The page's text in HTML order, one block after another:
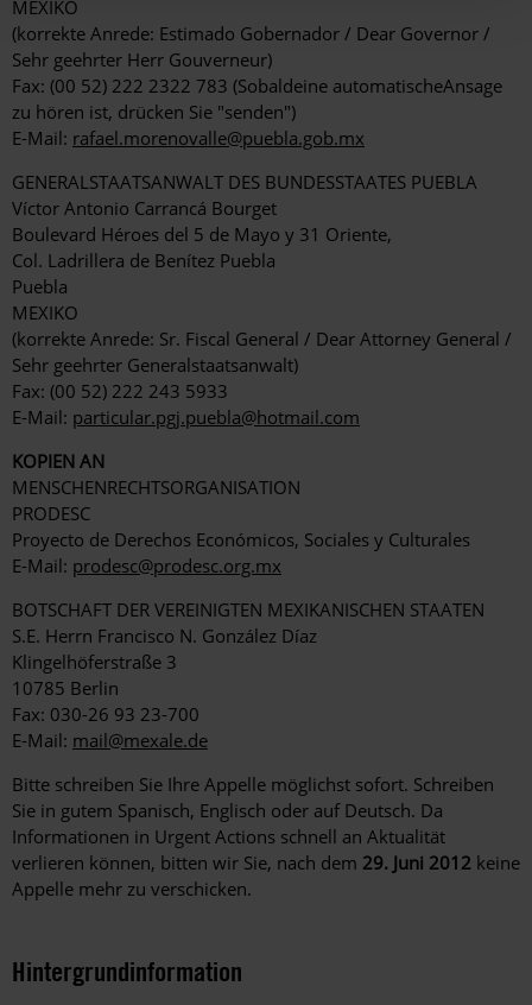
MEXIKO
(korrekte Anrede: Estimado Gobernador / Dear Governor /
Sehr geehrter Herr Gouverneur)
Fax: (00 52) 222 2322 783 (Sobaldeine automatischeAnsage
zu hören ist, drücken Sie "senden")
E-Mail: rafael.morenovalle@puebla.gob.mx
GENERALSTAATSANWALT DES BUNDESSTAATES PUEBLA
Víctor Antonio Carrancá Bourget
Boulevard Héroes del 5 de Mayo y 31 Oriente,
Col. Ladrillera de Benítez Puebla
Puebla
MEXIKO
(korrekte Anrede: Sr. Fiscal General / Dear Attorney General /
Sehr geehrter Generalstaatsanwalt)
Fax: (00 52) 222 243 5933
E-Mail: particular.pgj.puebla@hotmail.com
KOPIEN AN
MENSCHENRECHTSORGANISATION
PRODESC
Proyecto de Derechos Económicos, Sociales y Culturales
E-Mail: prodesc@prodesc.org.mx
BOTSCHAFT DER VEREINIGTEN MEXIKANISCHEN STAATEN
S.E. Herrn Francisco N. González Díaz
Klingelhöferstraße 3
10785 Berlin
Fax: 030-26 93 23-700
E-Mail: mail@mexale.de
Bitte schreiben Sie Ihre Appelle möglichst sofort. Schreiben
Sie in gutem Spanisch, Englisch oder auf Deutsch. Da
Informationen in Urgent Actions schnell an Aktualität
verlieren können, bitten wir Sie, nach dem 29. Juni 2012 keine
Appelle mehr zu verschicken.
Hintergrundinformation